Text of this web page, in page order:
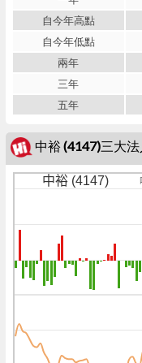
自今年高點
自今年低點
兩年
三年
五年
中裕 (4147)三大法
中裕 (4147)